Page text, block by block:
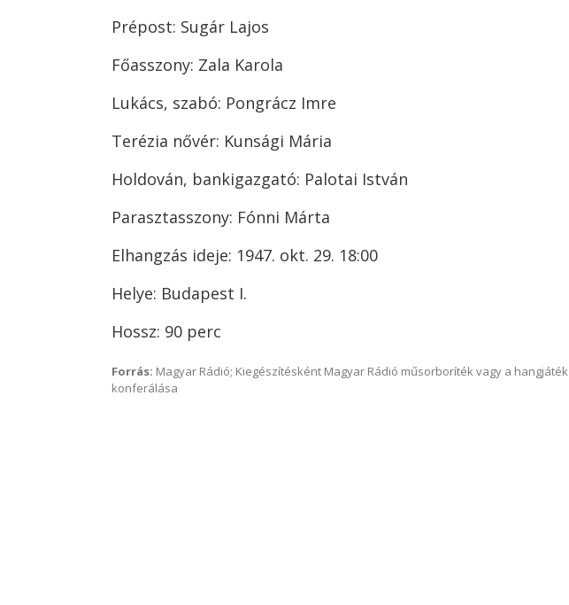
Prépost: Sugár Lajos
Főasszony: Zala Karola
Lukács, szabó: Pongrácz Imre
Terézia nővér: Kunsági Mária
Holdován, bankigazgató: Palotai István
Parasztasszony: Fónni Márta
Elhangzás ideje: 1947. okt. 29. 18:00
Helye: Budapest I.
Hossz: 90 perc
Forrás: Magyar Rádió; Kiegészítésként Magyar Rádió műsorboríték vagy a hangjáték
konferálása